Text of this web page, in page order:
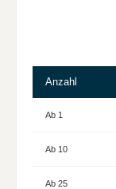
Anzahl
Ab 1
Ab 10
Ab 25